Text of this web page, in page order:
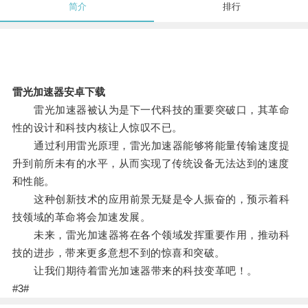
简介 排行
雷光加速器安卓下载
雷光加速器被认为是下一代科技的重要突破口，其革命
性的设计和科技内核让人惊叹不已。
通过利用雷光原理，雷光加速器能够将能量传输速度提
升到前所未有的水平，从而实现了传统设备无法达到的速度
和性能。
这种创新技术的应用前景无疑是令人振奋的，预示着科
技领域的革命将会加速发展。
未来，雷光加速器将在各个领域发挥重要作用，推动科
技的进步，带来更多意想不到的惊喜和突破。
让我们期待着雷光加速器带来的科技变革吧！。
#3#